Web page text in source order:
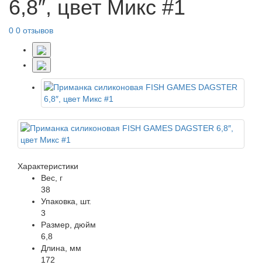
6,8″, цвет Микс #1
0 0 отзывов
Характеристики
Вес, г
38
Упаковка, шт.
3
Размер, дюйм
6,8
Длина, мм
172